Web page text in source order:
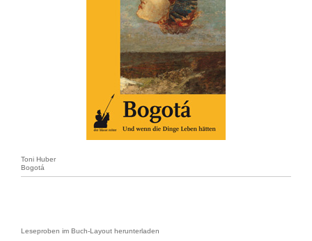
Toni Huber
Bogotá
Leseproben im Buch-Layout herunterladen